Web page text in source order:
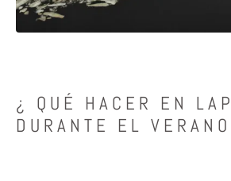
¿ QUÉ HACER EN
DURANTE EL